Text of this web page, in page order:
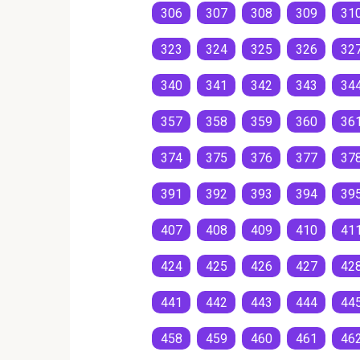
306 307 308 309
323 324 325 326
340 341 342 343
357 358 359 360
374 375 376 377
391 392 393 394
407 408 409 410
424 425 426 427
441 442 443 444
458 459 460 461